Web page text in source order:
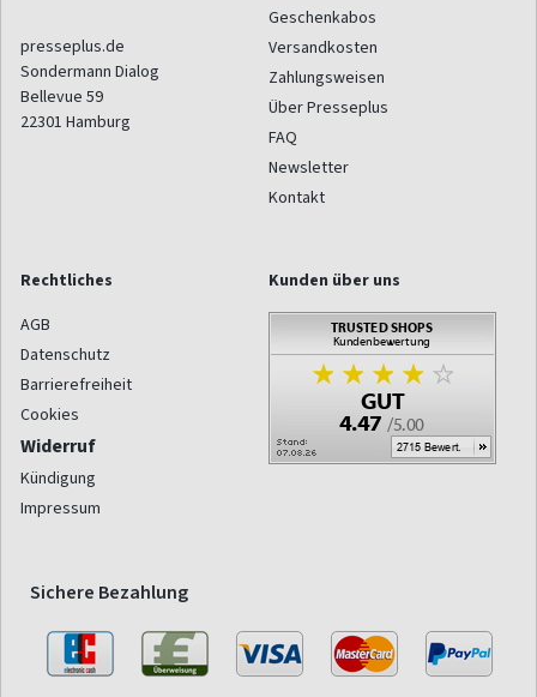
presseplus.de
Sondermann Dialog
Bellevue 59
22301 Hamburg
Geschenkabos
Versandkosten
Zahlungsweisen
Über Presseplus
FAQ
Newsletter
Kontakt
Rechtliches
AGB
Datenschutz
Barrierefreiheit
Cookies
Widerruf
Kündigung
Impressum
Kunden über uns
Sichere Bezahlung